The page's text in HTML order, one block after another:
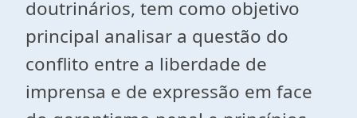
doutrinários, tem como objetivo
principal analisar a questão do
conflito entre a liberdade de
imprensa e de expressão em face